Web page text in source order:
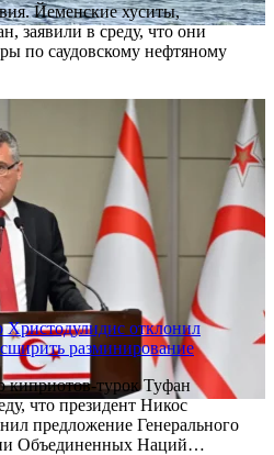
Йеменские хуситы,
заявили в среду, что они
по саудовскому нефтяному
Христодулидис отклонил
разминирование
турок Туфан
что президент Никос
предложение Генерального
Объединенных Наций…